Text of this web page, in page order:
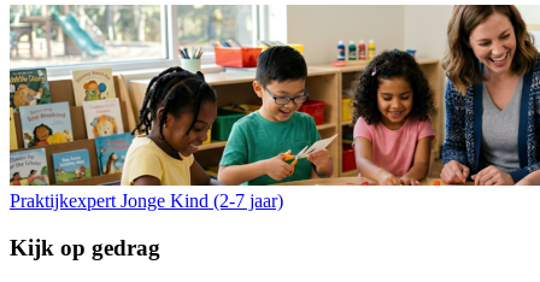
Praktijkexpert Jonge Kind (2-7 jaar)
Kijk op gedrag